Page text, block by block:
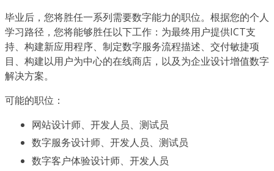
毕业后，您将胜任一系列需要数字能力的职位。根据您的个人
学习路径，您将能够胜任以下工作：为最终用户提供ICT支
持、构建新应用程序、制定数字服务流程描述、交付敏捷项
目、构建以用户为中心的在线商店，以及为企业设计增值数字
解决方案。
可能的职位：
网站设计师、开发人员、测试员
数字服务设计师、开发人员、测试员
数字客户体验设计师、开发人员